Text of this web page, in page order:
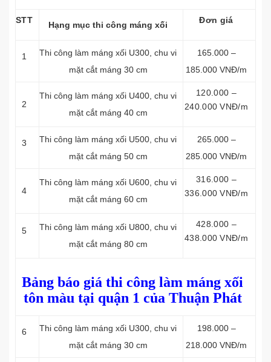
STT Hạng mục thi công máng xối Đơn giá
1 Thi công làm máng xối U300, chu vi
mặt cắt máng 30 cm
165.000 –
185.000 VNĐ/m
2
Thi công làm máng xối U400, chu vi
mặt cắt máng 40 cm
120.000 –
240.000 VNĐ/m
3 Thi công làm máng xối U500, chu vi
mặt cắt máng 50 cm
265.000 –
285.000 VNĐ/m
4
Thi công làm máng xối U600, chu vi
mặt cắt máng 60 cm
316.000 –
336.000 VNĐ/m
5 Thi công làm máng xối U800, chu vi
mặt cắt máng 80 cm
428.000 –
438.000 VNĐ/m
Bảng báo giá thi công làm máng xối
tôn màu tại quận 1 của Thuận Phát
6 Thi công làm máng xối U300, chu vi
mặt cắt máng 30 cm
198.000 –
218.000 VNĐ/m